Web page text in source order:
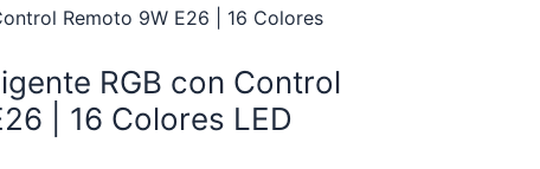
Remoto 9W E26 | 16 Colores
RGB con Control
| 16 Colores LED